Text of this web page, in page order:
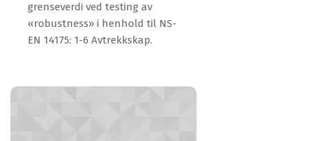
grenseverdi ved testing av
«robustness» i henhold til NS-
EN 14175: 1-6 Avtrekkskap.